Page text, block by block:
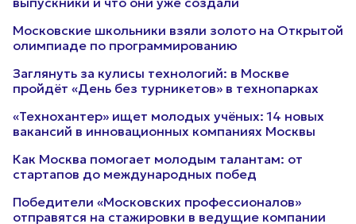
Московские школьники взяли золото на Открытой
олимпиаде по программированию
Заглянуть за кулисы технологий: в Москве
пройдёт «День без турникетов» в технопарках
«Технохантер» ищет молодых учёных: 14 новых
вакансий в инновационных компаниях Москвы
Как Москва помогает молодым талантам: от
стартапов до международных побед
Победители «Московских профессионалов»
отправятся на стажировки в ведущие компании